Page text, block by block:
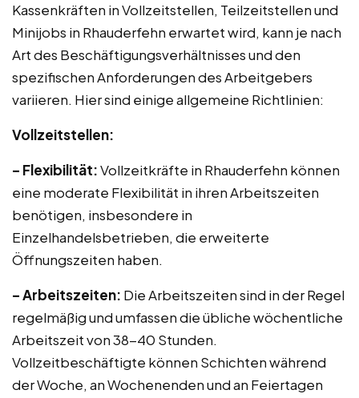
Kassenkräften in Vollzeitstellen, Teilzeitstellen und
Minijobs in Rhauderfehn erwartet wird, kann je nach
Art des Beschäftigungsverhältnisses und den
spezifischen Anforderungen des Arbeitgebers
variieren. Hier sind einige allgemeine Richtlinien:
Vollzeitstellen:
– Flexibilität:Vollzeitkräfte in Rhauderfehn können
eine moderate Flexibilität in ihren Arbeitszeiten
benötigen, insbesondere in
Einzelhandelsbetrieben, die erweiterte
Öffnungszeiten haben.
– Arbeitszeiten: Die Arbeitszeiten sind in der Regel
regelmäßig und umfassen die übliche wöchentliche
Arbeitszeit von 38-40 Stunden.
Vollzeitbeschäftigte können Schichten während
der Woche, an Wochenenden und an Feiertagen